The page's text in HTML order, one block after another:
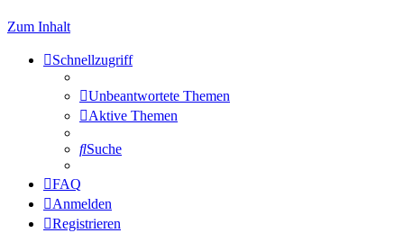
Zum Inhalt
Schnellzugriff
Unbeantwortete Themen
Aktive Themen
Suche
FAQ
Anmelden
Registrieren